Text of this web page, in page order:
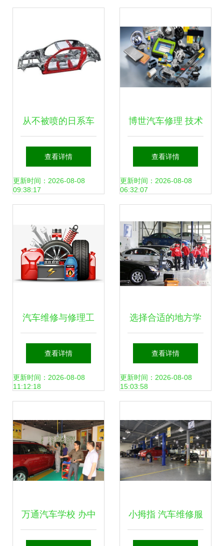
从不被喷的日系车
企 多次助力我国汽
车维修行业成长
查看详情
更新时间：2026-08-08
09:38:17
博世汽车修理 技术
领先的汽车维修解
决方案
查看详情
更新时间：2026-08-08
06:32:07
汽车维修与修理工
具的卡通世界
查看详情
更新时间：2026-08-08
11:12:18
选择合适的地方学
习汽车维修技术
查看详情
更新时间：2026-08-08
15:03:58
万通汽车学校 办中 小拇指 汽车维修服